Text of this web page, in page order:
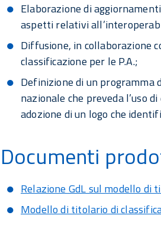
Elaborazione di
aspetti relativi
Diffusione, in collaborazione
classificazione per le P.A.;
Definizione di un programma
nazionale che preveda l’uso
adozione di un logo che
Documenti
Relazione GdL sul modello di
Modello di titolario di